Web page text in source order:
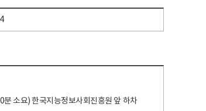
소요) 한국지능정보사회진흥원 앞 하차